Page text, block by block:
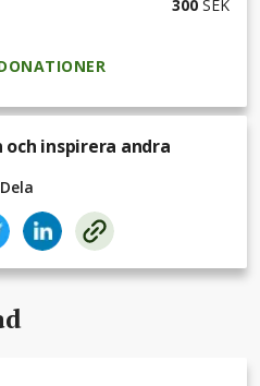
300 SEK
och inspirera andra
Dela